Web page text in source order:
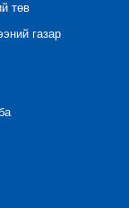
төв
газар